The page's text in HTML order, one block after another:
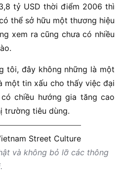
tỷ USD thời điểm 2006 thì
thể sở hữu một thương hiệu
xem ra cũng chưa có nhiều
tôi, đây không những là một
một tin xấu cho thấy việc đại
chiều hướng gia tăng cao
trường tiêu dùng.
Street Culture
và không bỏ lỡ các thông